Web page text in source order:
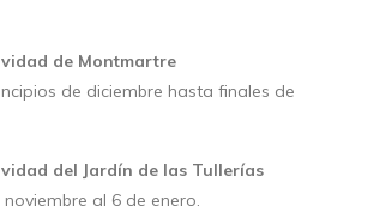
de Montmartre
de diciembre hasta finales de
del Jardín de las Tullerías
noviembre al 6 de enero.